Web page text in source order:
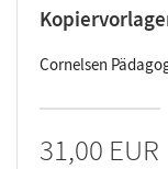
Cornelsen
31,00 EUR